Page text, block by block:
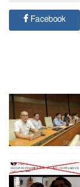
Facebook